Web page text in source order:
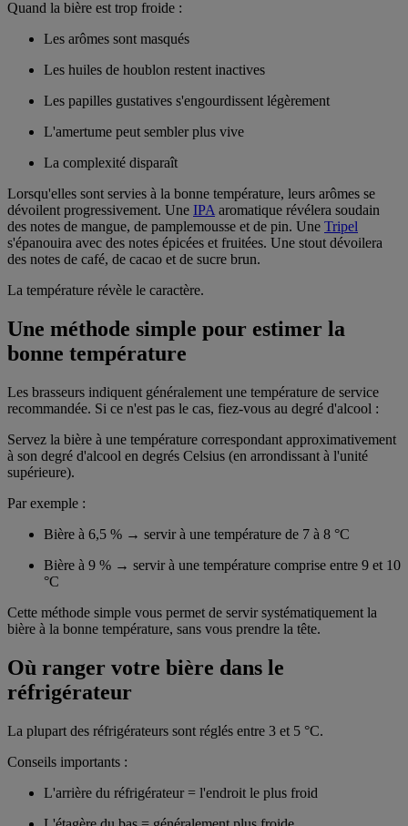
Quand la bière est trop froide :
Les arômes sont masqués
Les huiles de houblon restent inactives
Les papilles gustatives s'engourdissent légèrement
L'amertume peut sembler plus vive
La complexité disparaît
Lorsqu'elles sont servies à la bonne température, leurs arômes se
dévoilent progressivement. Une IPA aromatique révélera soudain
des notes de mangue, de pamplemousse et de pin. Une Tripel
s'épanouira avec des notes épicées et fruitées. Une stout dévoilera
des notes de café, de cacao et de sucre brun.
La température révèle le caractère.
Une méthode simple pour estimer la
bonne température
Les brasseurs indiquent généralement une température de service
recommandée. Si ce n'est pas le cas, fiez-vous au degré d'alcool :
Servez la bière à une température correspondant approximativement
à son degré d'alcool en degrés Celsius (en arrondissant à l'unité
supérieure).
Par exemple :
Bière à 6,5 % → servir à une température de 7 à 8 °C
Bière à 9 % → servir à une température comprise entre 9 et 10
°C
Cette méthode simple vous permet de servir systématiquement la
bière à la bonne température, sans vous prendre la tête.
Où ranger votre bière dans le
réfrigérateur
La plupart des réfrigérateurs sont réglés entre 3 et 5 °C.
Conseils importants :
L'arrière du réfrigérateur = l'endroit le plus froid